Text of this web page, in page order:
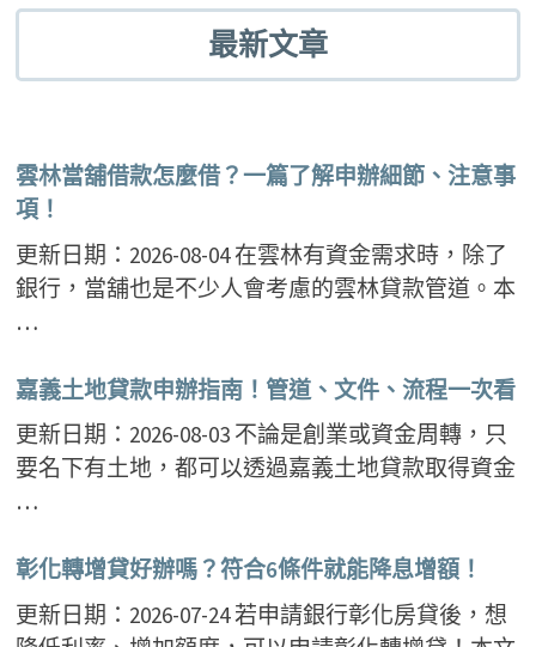
最新文章
雲林當舖借款怎麼借？一篇了解申辦細節、注意事
項！
更新日期：2026-08-04 在雲林有資金需求時，除了
銀行，當舖也是不少人會考慮的雲林貸款管道。本
…
嘉義土地貸款申辦指南！管道、文件、流程一次看
更新日期：2026-08-03 不論是創業或資金周轉，只
要名下有土地，都可以透過嘉義土地貸款取得資金
…
彰化轉增貸好辦嗎？符合6條件就能降息增額！
更新日期：2026-07-24 若申請銀行彰化房貸後，想